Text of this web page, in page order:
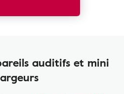
auditifs et mini